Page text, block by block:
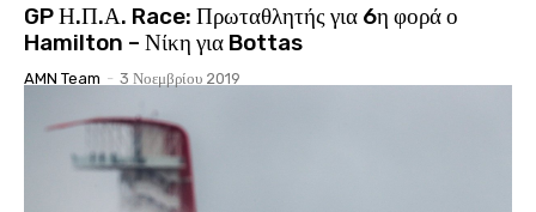
GP Η.Π.Α. Race: Πρωταθλητής για 6η φορά ο
Hamilton – Νίκη για Bottas
AMN Team - 3 Νοεμβρίου 2019